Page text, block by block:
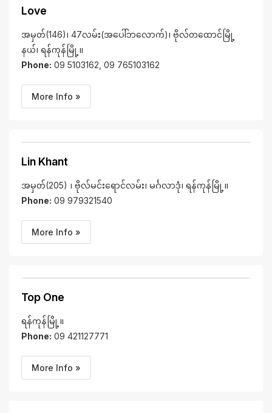
Love
အမှတ်(146)၊ 47လမ်း(အပေါ်ဘလောက်)၊ ဗိုလ်တထောင်မြို့
နယ်၊ ရန်ကုန်မြို့။
Phone: 09 5103162, 09 765103162
More Info »
Lin Khant
အမှတ်(205) ၊ ဗိုလ်မင်းရောင်လမ်း၊ မင်္ဂလာဒုံ၊ ရန်ကုန်မြို့။
Phone: 09 979321540
More Info »
Top One
ရန်ကုန်မြို့။
Phone: 09 421127771
More Info »